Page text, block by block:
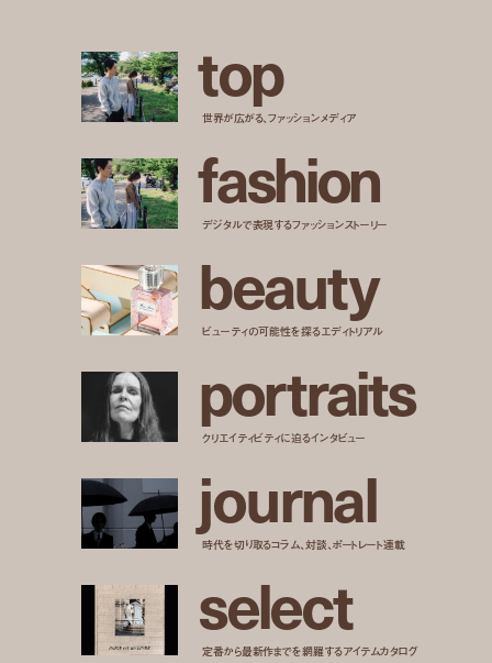
top
世界が広がる、ファッションメディア
fashion
デジタルで表現するファッションストーリー
beauty
ビューティの可能性を探るエディトリアル
portraits
クリエイティビティに迫るインタビュー
journal
時代を切り取るコラム、対談、ポートレート連載
select
定番から最新作までを網羅するアイテムカタログ